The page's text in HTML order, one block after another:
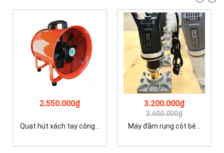
2.550.000₫
Quạt hút xách tay công...
3.200.000₫
3.600.000₫
Máy đầm rung cột bê...